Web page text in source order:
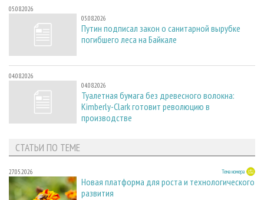
05.08.2026
05.08.2026
Путин подписал закон о санитарной вырубке
погибшего леса на Байкале
04.08.2026
04.08.2026
Туалетная бумага без древесного волокна:
Kimberly-Clark готовит революцию в
производстве
СТАТЬИ ПО ТЕМЕ
27.05.2026 Тема номера
Новая платформа для роста и технологического
развития